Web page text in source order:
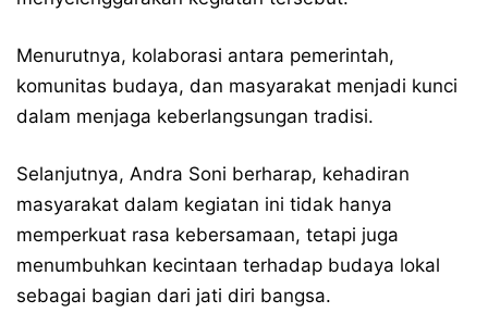
Menurutnya, kolaborasi antara pemerintah,
komunitas budaya, dan masyarakat menjadi kunci
dalam menjaga keberlangsungan tradisi.
Selanjutnya, Andra Soni berharap, kehadiran
masyarakat dalam kegiatan ini tidak hanya
memperkuat rasa kebersamaan, tetapi juga
menumbuhkan kecintaan terhadap budaya lokal
sebagai bagian dari jati diri bangsa.